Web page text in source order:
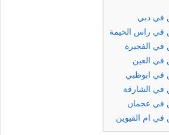
في دبي
في راس الخيمة
في الفجيرة
في العين
في ابوظبي
في الشارقة
في عجمان
في ام القيوين